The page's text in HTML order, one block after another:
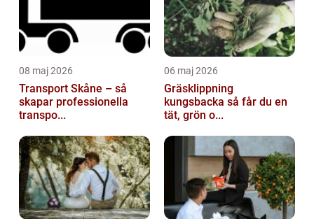
08 maj 2026
Transport Skåne – så
skapar professionella
transpo...
06 maj 2026
Gräsklippning
kungsbacka så får du en
tät, grön o...